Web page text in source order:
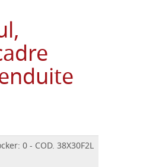
0 - COD. 38X30F2L